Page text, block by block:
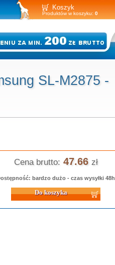
Koszyk
Produktów w koszyku: 0
SL-M2875 -
Cena brutto: 47.66 zł
bardzo dużo - czas wysyłki 48h
koszyka